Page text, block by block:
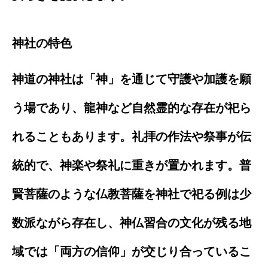
神社の特色
神道の神社は「神」を通じて守護や加護を願
う場であり、龍神など自然霊的な存在が祀ら
れることもあります。礼拝の作法や祭事が伝
統的で、神楽や祭礼に重きが置かれます。普
賢菩薩のような仏教菩薩を神社で祀る例は少
数派ながら存在し、神仏習合の文化が残る地
域では「両方の信仰」が交じり合っているこ